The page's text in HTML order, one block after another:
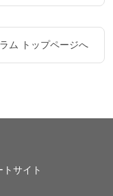
ム トップページへ
サイト